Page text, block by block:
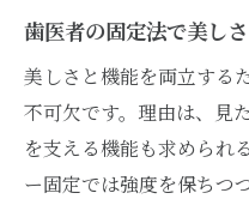
歯医者の固定法で美し
美しさと機能を両立する
不可欠です。理由は、見
を支える機能も求められ
ー固定では強度を保ちつ